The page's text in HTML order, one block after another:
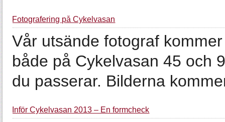
Fotografering på Cykelvasan
Vår utsände fotograf
både på Cykelvasan 45 och
du passerar. Bilderna
Inför Cykelvasan 2013 – En formcheck